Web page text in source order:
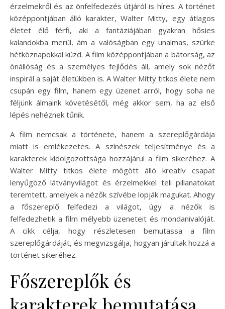
érzelmekről és az önfelfedezés útjáról is híres. A történet
középpontjában álló karakter, Walter Mitty, egy átlagos
életet élő férfi, aki a fantáziájában gyakran hősies
kalandokba merül, ám a valóságban egy unalmas, szürke
hétköznapokkal küzd. A film középpontjában a bátorság, az
önállóság és a személyes fejlődés áll, amely sok nézőt
inspirál a saját életükben is. A Walter Mitty titkos élete nem
csupán egy film, hanem egy üzenet arról, hogy soha ne
féljünk álmaink követésétől, még akkor sem, ha az első
lépés nehéznek tűnik.
A film nemcsak a története, hanem a szereplőgárdája
miatt is emlékezetes. A színészek teljesítménye és a
karakterek kidolgozottsága hozzájárul a film sikeréhez. A
Walter Mitty titkos élete mögött álló kreatív csapat
lenyűgöző látványvilágot és érzelmekkel teli pillanatokat
teremtett, amelyek a nézők szívébe lopják magukat. Ahogy
a főszereplő felfedezi a világot, úgy a nézők is
felfedezhetik a film mélyebb üzeneteit és mondanivalóját.
A cikk célja, hogy részletesen bemutassa a film
szereplőgárdáját, és megvizsgálja, hogyan járultak hozzá a
történet sikeréhez.
Főszereplők és